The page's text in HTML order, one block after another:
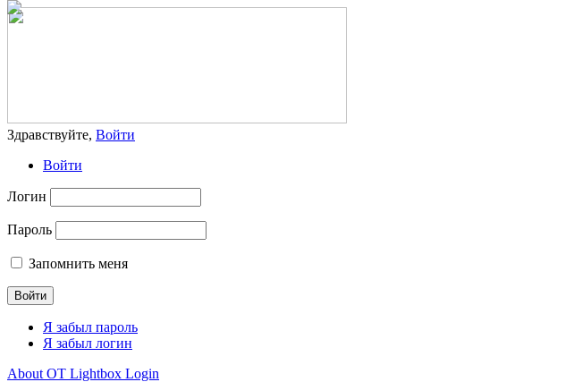
Здравствуйте, Войти
Войти
Логин
Пароль
Запомнить меня
Я забыл пароль
Я забыл логин
About OT Lightbox Login